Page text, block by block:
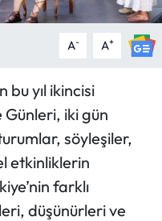
A- A+
bu yıl ikincisi
iki gün
söyleşiler,
etkinliklerin
farklı
düşünürleri ve